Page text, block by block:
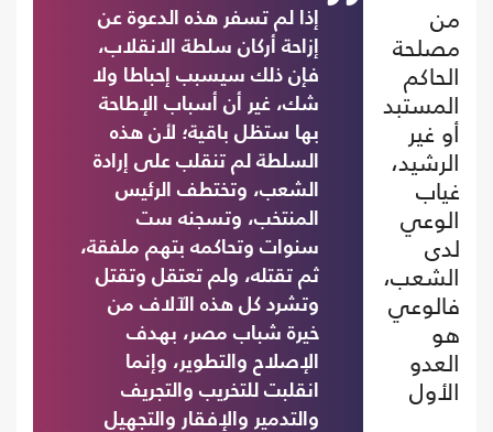
إذا لم تسفر هذه الدعوة عن
إزاحة أركان سلطة الانقلاب،
فإن ذلك سيسبب إحباطا ولا
شك، غير أن أسباب الإطاحة
بها ستظل باقية؛ لأن هذه
السلطة لم تنقلب على إرادة
الشعب، وتختطف الرئيس
المنتخب، وتسجنه ست
سنوات وتحاكمه بتهم ملفقة،
ثم تقتله، ولم تعتقل وتقتل
وتشرد كل هذه الآلاف من
خيرة شباب مصر، بهدف
الإصلاح والتطوير، وإنما
انقلبت للتخريب والتجريف
والتدمير والإفقار والتجهيل
من
مصلحة
الحاكم
المستبد
أو غير
الرشيد،
غياب
الوعي
لدى
الشعب،
فالوعي
هو
العدو
الأول